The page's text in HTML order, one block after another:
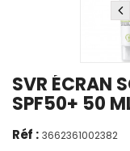
SVR ÉCRAN
SPF50+ 50
Réf : 3662361002382